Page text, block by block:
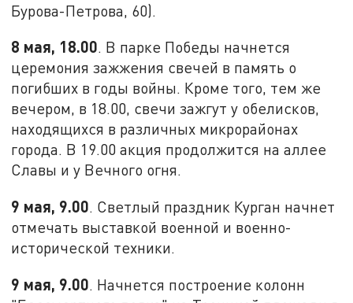
Бурова-Петрова, 60).
8 мая, 18.00. В парке Победы начнется
церемония зажжения свечей в память о
погибших в годы войны. Кроме того, тем же
вечером, в 18.00, свечи зажгут у обелисков,
находящихся в различных микрорайонах
города. В 19.00 акция продолжится на аллее
Славы и у Вечного огня.
9 мая, 9.00. Светлый праздник Курган начнет
отмечать выставкой военной и военно-
исторической техники.
9 мая, 9.00 . Начнется построение колонн